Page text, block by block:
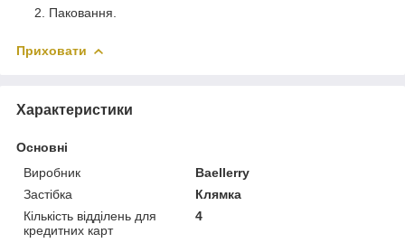
Паковання.
Приховати
Характеристики
Основні
Виробник
Baellerry
Застібка
Клямка
Кількість відділень для
кредитних карт
4